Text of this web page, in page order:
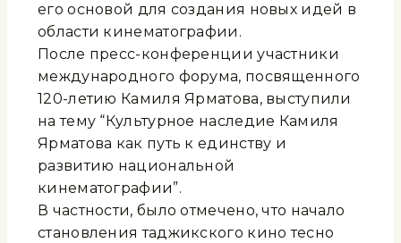
его основой для создания новых идей в
области кинематографии.
После пресс-конференции участники
международного форума, посвященного
120-летию Камиля Ярматова, выступили
на тему “Культурное наследие Камиля
Ярматова как путь к единству и
развитию национальной
кинематографии”.
В частности, было отмечено, что начало
становления таджикского кино тесно